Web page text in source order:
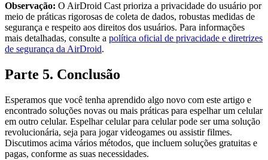
Observação: O AirDroid Cast prioriza a privacidade do usuário por
meio de práticas rigorosas de coleta de dados, robustas medidas de
segurança e respeito aos direitos dos usuários. Para informações
mais detalhadas, consulte a política oficial de privacidade e diretrizes
de segurança da AirDroid.
Parte 5. Conclusão
Esperamos que você tenha aprendido algo novo com este artigo e
encontrado soluções novas ou mais práticas para espelhar um celular
em outro celular. Espelhar celular para celular pode ser uma solução
revolucionária, seja para jogar videogames ou assistir filmes.
Discutimos acima vários métodos, que incluem soluções gratuitas e
pagas, conforme as suas necessidades.